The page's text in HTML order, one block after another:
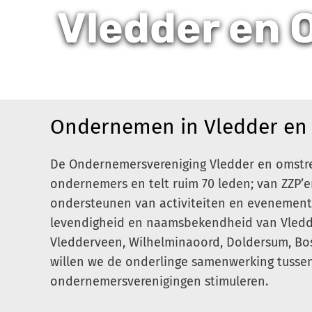
Vledder en
Ondernemen in Vledder
De Ondernemersvereniging Vledder en
ondernemers en telt ruim 70 leden; van
ondersteunen van activiteiten en
levendigheid en naamsbekendheid van
Vledderveen, Wilhelminaoord, Doldersum,
willen we de onderlinge samenwerking
ondernemersverenigingen stimuleren.